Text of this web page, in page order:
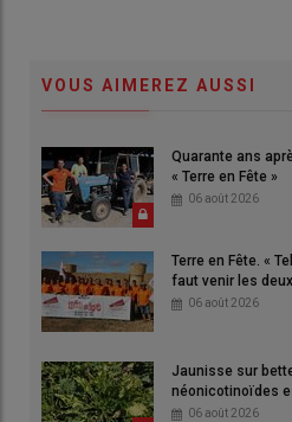
VOUS AIMEREZ AUSSI
Quarante ans
« Terre en Fête »
06 août 2026
Terre en Fête. «
faut venir les
06 août 2026
Jaunisse sur
néonicotinoïdes
06 août 2026